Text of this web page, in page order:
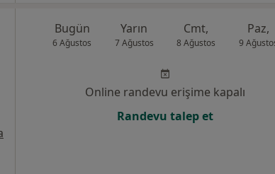
Bugün
6 Ağustos
Yarın
7 Ağustos
Cmt,
8 Ağustos
Paz,
9
Online randevu erişime kapalı
Randevu talep et